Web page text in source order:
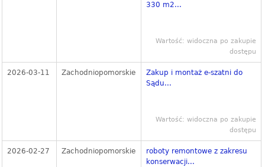
330 m2...
Wartość: widoczna po zakupie
dostępu
2026-03-11 Zachodniopomorskie
Zakup i montaż e-szatni do
Sądu...
Wartość: widoczna po zakupie
dostępu
2026-02-27 Zachodniopomorskie
roboty remontowe z zakresu
konserwacji...